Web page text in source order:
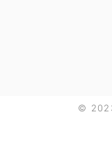
©